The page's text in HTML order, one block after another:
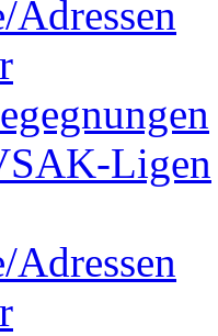
Adressen
Ligen
Adressen